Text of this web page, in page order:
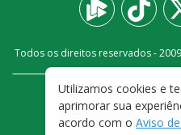
Todos os direitos reservados -
FALE
TERMOS E
Utilizamos cookies e
aprimorar sua
acordo com o Aviso